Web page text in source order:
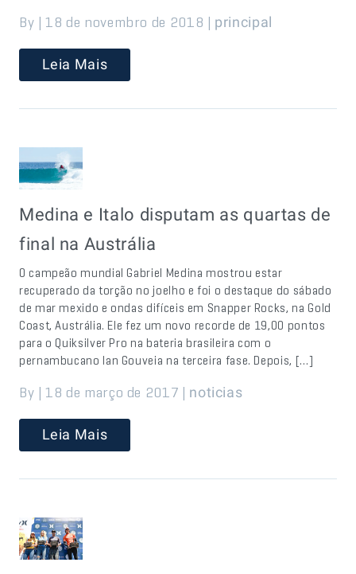
By | 18 de novembro de 2018 | principal
Leia Mais
Medina e Italo disputam as quartas de
final na Austrália
O campeão mundial Gabriel Medina mostrou estar
recuperado da torção no joelho e foi o destaque do sábado
de mar mexido e ondas difíceis em Snapper Rocks, na Gold
Coast, Austrália. Ele fez um novo recorde de 19,00 pontos
para o Quiksilver Pro na bateria brasileira com o
pernambucano Ian Gouveia na terceira fase. Depois, […]
By | 18 de março de 2017 | noticias
Leia Mais